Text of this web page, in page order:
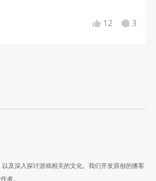
12 3
及深入探讨游戏相关的文化。我们开发原创的播客
者。